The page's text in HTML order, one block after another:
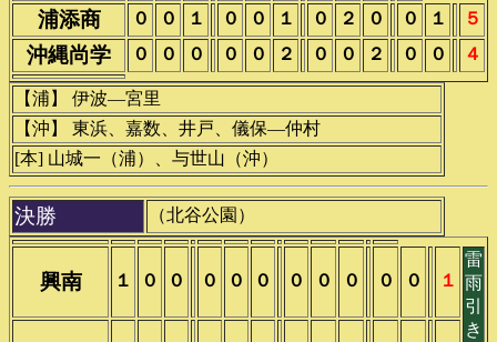
浦添商 ０ ０ １ ０ ０ １ ０ ２ ０ ０ １ ５
沖縄尚学 ０ ０ ０ ０ ０ ２ ０ ０ ２ ０ ０ ４
【浦】 伊波―宮里
【沖】 東浜、嘉数、井戸、儀保―仲村
[本] 山城一（浦）、与世山（沖）
決勝 （北谷公園）
興南 １ ０ ０ ０ ０ ０ ０ ０ ０ ０ ０ １
雷
雨
引
き